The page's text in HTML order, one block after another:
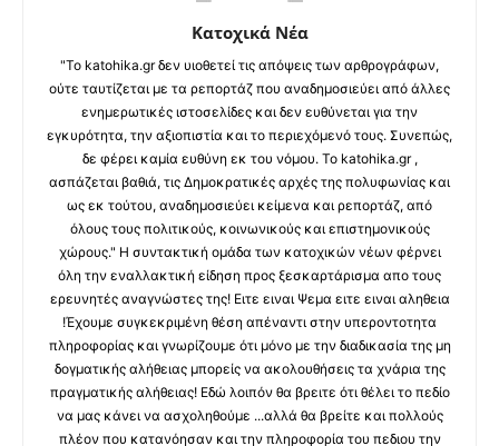
Κατοχικά Νέα
"Το katohika.gr δεν υιοθετεί τις απόψεις των αρθρογράφων,
ούτε ταυτίζεται με τα ρεπορτάζ που αναδημοσιεύει από άλλες
ενημερωτικές ιστοσελίδες και δεν ευθύνεται για την
εγκυρότητα, την αξιοπιστία και το περιεχόμενό τους. Συνεπώς,
δε φέρει καμία ευθύνη εκ του νόμου. Το katohika.gr ,
ασπάζεται βαθιά, τις Δημοκρατικές αρχές της πολυφωνίας και
ως εκ τούτου, αναδημοσιεύει κείμενα και ρεπορτάζ, από
όλους τους πολιτικούς, κοινωνικούς και επιστημονικούς
χώρους." Η συντακτική ομάδα των κατοχικών νέων φέρνει
όλη την εναλλακτική είδηση προς ξεσκαρτάρισμα απο τους
ερευνητές αναγνώστες της! Ειτε ειναι Ψεμα ειτε ειναι αληθεια
!Έχουμε συγκεκριμένη θέση απέναντι στην υπεροντοτητα
πληροφορίας και γνωρίζουμε ότι μόνο με την διαδικασία της μη
δογματικής αλήθειας μπορείς να ακολουθήσεις τα χνάρια της
πραγματικής αλήθειας! Εδώ λοιπόν θα βρειτε ότι θέλει το πεδίο
να μας κάνει να ασχοληθούμε ...αλλά θα βρείτε και πολλούς
πλέον που κατανόησαν και την πληροφορία του πεδιου την